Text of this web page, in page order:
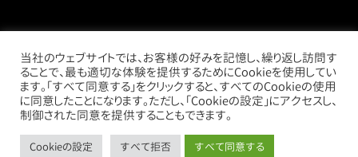
call mail store
当社のウェブサイトでは、お客様の好みを記憶し、繰り返し訪問す
ることで、最も適切な体験を提供するためにCookieを使用してい
ます。「すべて同意する」をクリックすると、すべてのCookieの使用
に同意したことになります。ただし、「Cookieの設定」にアクセスし、
制御された同意を提供することもできます。
Cookieの設定 すべて拒否 すべて同意する